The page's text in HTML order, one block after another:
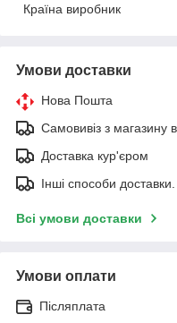
Країна виробник
Умови доставки
Нова Пошта
Самовивіз з магазину
Доставка кур'єром
Інші способи доставки.
Всі умови доставки
Умови оплати
Післяплата